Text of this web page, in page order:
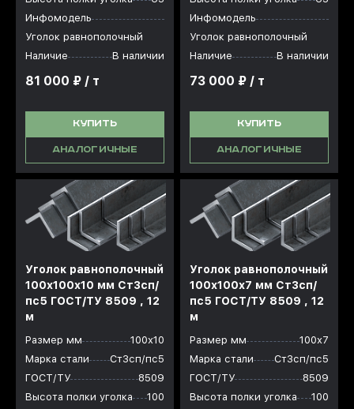
Инфомодель
Уголок равнополочный
Наличие
В наличии
81 000 ₽ / т
КУПИТЬ
АНАЛОГИЧНЫЕ
Инфомодель
Уголок равнополочный
Наличие
В наличии
73 000 ₽ / т
КУПИТЬ
АНАЛОГИЧНЫЕ
Уголок равнополочный
100x100x10 мм Ст3сп/
пс5 ГОСТ/ТУ 8509 , 12
м
Размер мм
100х10
Марка стали
Ст3сп/пс5
ГОСТ/ТУ
8509
Высота полки уголка
100
Уголок равнополочный
100x100x7 мм Ст3сп/
пс5 ГОСТ/ТУ 8509 , 12
м
Размер мм
100х7
Марка стали
Ст3сп/пс5
ГОСТ/ТУ
8509
Высота полки уголка
100